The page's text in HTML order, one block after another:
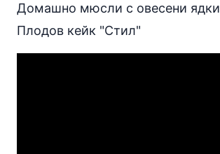
Домашно мюсли с овесени ядки
Плодов кейк "Стил"